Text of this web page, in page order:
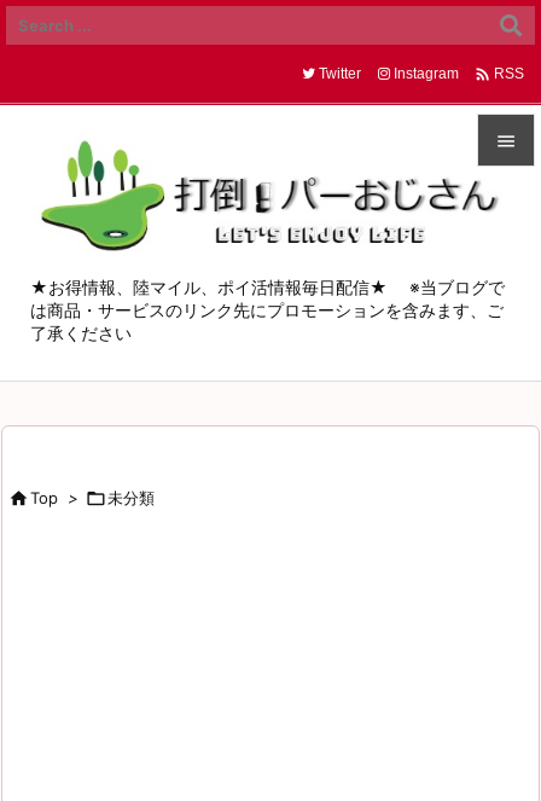


メニュ
サイド


Twitter Instagram  RSS
★お得情報、陸マイル、ポイ活情報毎日配信★ ※当ブログで
は商品・サービスのリンク先にプロモーションを含みます、ご
了承ください
Top > 未分類